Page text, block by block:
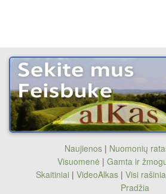
Naujienos| Nuomonių
Visuomenė | Gamta ir
Skaitiniai | VideoAlkas | Visi
Pradžia